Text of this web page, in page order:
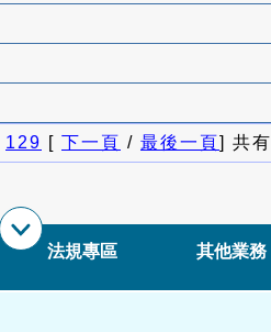
129 [ 下一頁 / 最後一頁] 共有
法規專區 其他業務